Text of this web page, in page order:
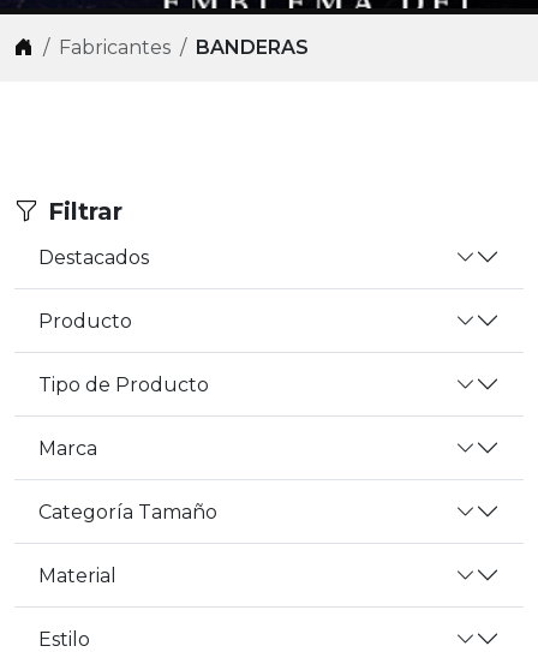
Fabricantes BANDERAS
Filtrar
Destacados
Producto
Tipo de Producto
Marca
Categoría Tamaño
Material
Estilo